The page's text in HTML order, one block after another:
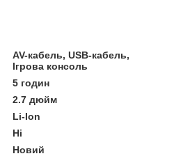
AV-кабель, USB-кабель,
Ігрова консоль
5 годин
2.7 дюйм
Li-Ion
Ні
Новий